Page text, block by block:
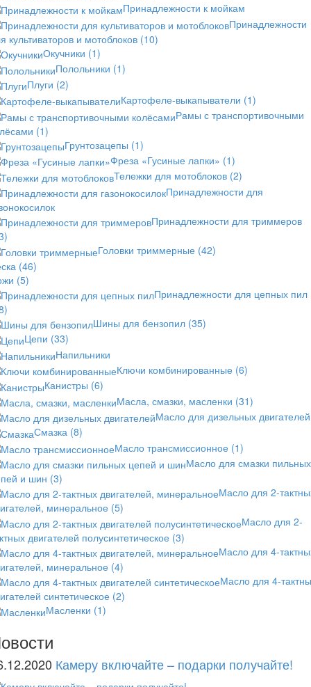
Принадлежности к мойкам
Принадлежности
культиваторов и мотоблоков (10)
Окучники (1)
Полольники (1)
Плуги (2)
Картофеле-выкапыватели (1)
Рамы с транспортивочными
(1)
Грунтозацепы (1)
Фреза «Гусиные лапки» (1)
Тележки для мотоблоков (2)
Принадлежности для
Принадлежности для триммеров
Головки триммерные (42)
(46)
(5)
Принадлежности для цепных пил
Шины для бензопил (35)
Цепи (33)
Напильники
Ключи комбинированные (6)
Канистры (6)
Масла, смазки, масленки (31)
Масло для дизельных двигателей
Смазка (8)
Масло трансмиссионное (1)
Масло для смазки пильных
и шин (3)
Масло для 2-
минеральное (5)
Масло для 2-
двигателей полусинтетическое (3)
Масло для 4-
минеральное (4)
Масло для 4-
синтетическое (2)
Масленки (1)
Камеру включайте – подарки получайте!